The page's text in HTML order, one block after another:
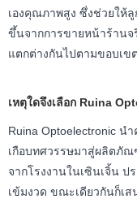
เองคุณภาพสูง ซึ่งช่วยให้ลู
ขึ้นจากการขายหน้าร้านจ
แตกต่างกันไปตามขอบเข
เหตุใดจึงเลือก Ruina
Ruina Optoelectronic น
เกือบทศวรรษมาสู่ผลิตภัณ
จากโรงงานในเซินเจิ้น
เข้มงวด ขณะเดียวกันก็เส